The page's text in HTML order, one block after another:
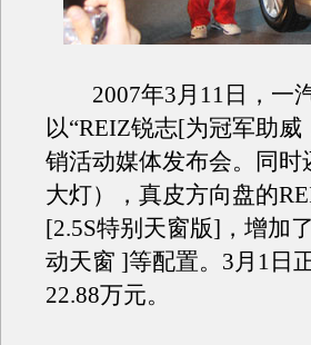
2007年3月11日，一
以“REIZ锐志[为冠军助
销活动媒体发布会。同
大灯），真皮方向盘的
[2.5S特别天窗版]，增加
动天窗 ]等配置。3月1日
22.88万元。